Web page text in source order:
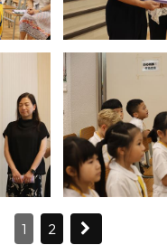
1 2